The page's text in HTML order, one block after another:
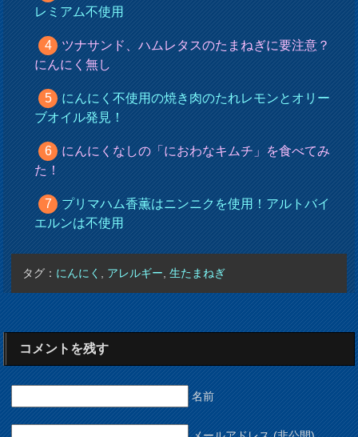
レミアム不使用
ツナサンド、ハムレタスのたまねぎに要注意？
にんにく無し
にんにく不使用の焼き肉のたれレモンとオリー
ブオイル発見！
にんにくなしの「におわなキムチ」を食べてみ
た！
プリマハム香薫はニンニクを使用！アルトバイ
エルンは不使用
タグ： にんにく アレルギー ,生たまねぎ
コメントを残す
名前